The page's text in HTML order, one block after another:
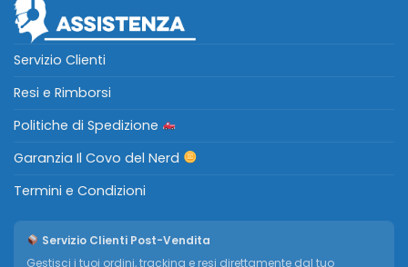
Servizio Clienti
Resi e Rimborsi
Politiche di Spedizione
Garanzia Il Covo del Nerd
Termini e Condizioni
Servizio Clienti Post-Vendita
Gestisci i tuoi ordini, tracking e resi direttamente dal tuo